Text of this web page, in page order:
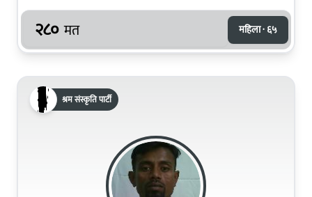
२८० मत महिला · ६५
श्रम संस्कृति पार्टी